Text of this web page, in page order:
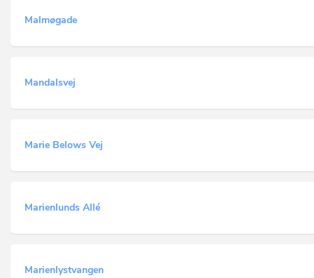
Malmøgade
Mandalsvej
Marie Belows Vej
Marienlunds Allé
Marienlystvangen